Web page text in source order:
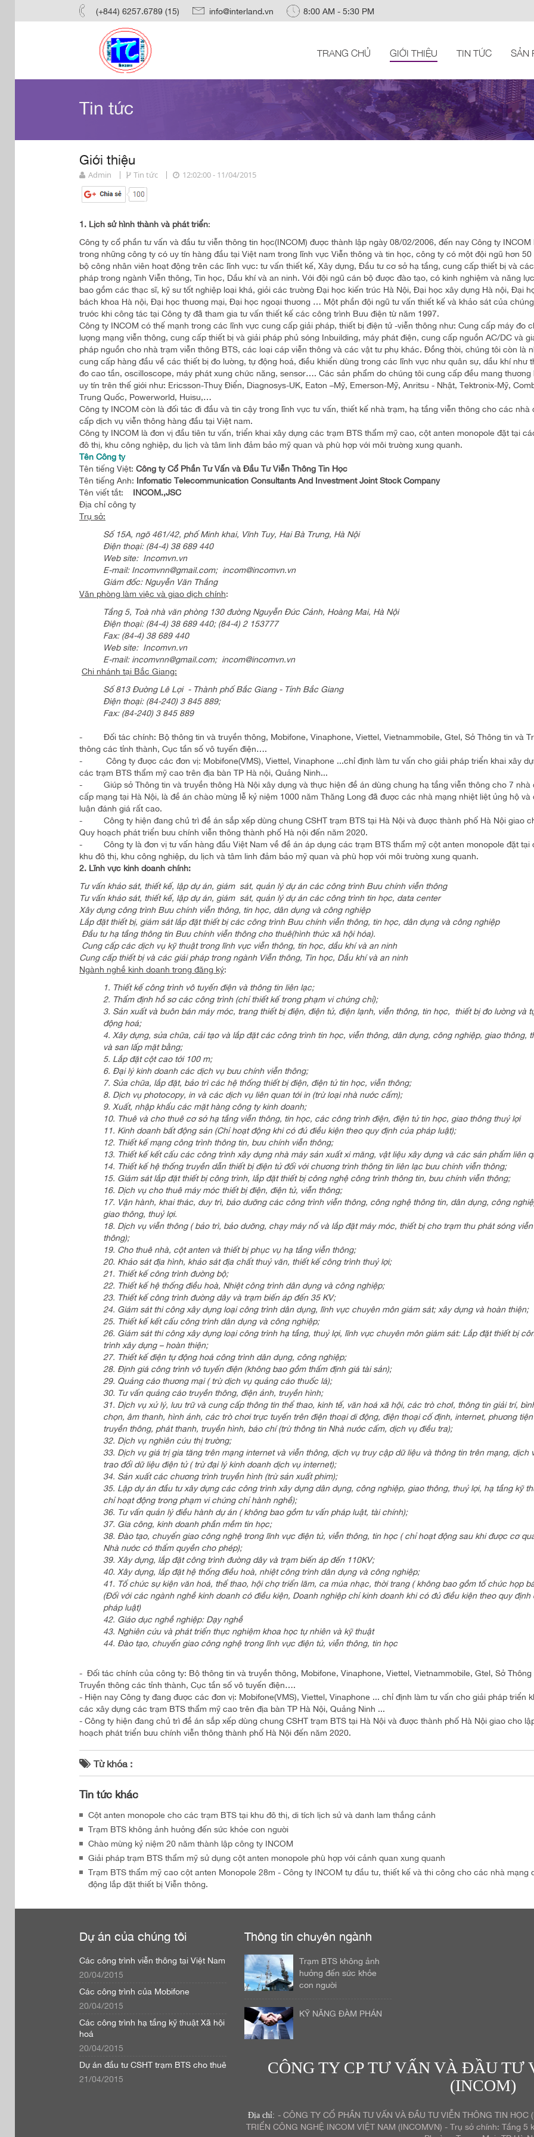
(+844) 6257.6789 (15) info@interland.vn 8:00 AM - 5:30 PM
TRANG CHỦ GIỚI THIỆU TIN TỨC SẢN
Tin tức
Giới thiệu
Admin Tin tức 12:02:00 - 11/04/2015
1. Lịch sử hình thành và phát triển:
Công ty cổ phần tư vấn và đầu tư viễn thông tin học(INCOM) được thành lập ngày 08/02/2006, đến nay Công ty INCOM
trong những công ty có uy tín hàng đầu tại Việt nam trong lĩnh vực Viễn thông và tin học, công ty có một đội ngũ hơn 50
bộ công nhân viên hoạt động trên các lĩnh vực: tư vấn thiết kế, Xây dựng, Đầu tư cơ sở hạ tầng, cung cấp thiết bị và
pháp trong ngành Viễn thông, Tin học, Dầu khí và an ninh. Với đội ngũ cán bộ được đào tạo, có kinh nghiệm và năng
bao gồm các thạc sĩ, kỹ sư tốt nghiệp loại khá, giỏi các trường Đại học kiến trúc Hà Nội, Đại học xây dựng Hà nội, Đại
bách khoa Hà nội, Đại học thương mại, Đại học ngoại thương … Một phần đội ngũ tư vấn thiết kế và khảo sát của
trước khi công tác tại Công ty đã tham gia tư vấn thiết kế các công trình Bưu điện từ năm 1997.
Công ty INCOM có thế mạnh trong các lĩnh vực cung cấp giải pháp, thiết bị điện tử -viễn thông như: Cung cấp máy đo
lượng mạng viễn thông, cung cấp thiết bị và giải pháp phủ sóng Inbuilding, máy phát điện, cung cấp nguồn AC/DC và
pháp nguồn cho nhà trạm viễn thông BTS, các loại cáp viễn thông và các vật tư phụ khác. Đồng thời, chúng tôi còn là
cung cấp hàng đầu về các thiết bị đo lường, tự động hoá, điều khiển dùng trong các lĩnh vực như quân sự, dầu khí như
đo cao tần, oscilloscope, máy phát xung chức năng, sensor…. Các sản phẩm do chúng tôi cung cấp đều mang thương
uy tín trên thế giới như: Ericsson-Thuỵ Điển, Diagnosys-UK, Eaton –Mỹ, Emerson-Mỹ, Anritsu - Nhật, Tektronix-Mỹ,
Trung Quốc, Powerworld, Huisu,…
Công ty INCOM còn là đối tác đi đầu và tin cậy trong lĩnh vực tư vấn, thiết kế nhà trạm, hạ tầng viễn thông cho các nhà
cấp dịch vụ viễn thông hàng đầu tại Việt nam.
Công ty INCOM là đơn vị đầu tiên tư vấn, triển khai xây dựng các trạm BTS thẩm mỹ cao, cột anten monopole đặt tại
đô thị, khu công nghiệp, du lịch và tâm linh đảm bảo mỹ quan và phù hợp với môi trường xung quanh.
Tên Công ty
Tên tiếng Việt: Công ty Cổ Phần Tư Vấn và Đầu Tư Viễn Thông Tin Học
Tên tiếng Anh: Infomatic Telecommunication Consultants And Investment Joint Stock Company
Tên viết tắt: INCOM.,JSC
Địa chỉ công ty
Trụ sở:
Số 15A, ngõ 461/42, phố Minh khai, Vĩnh Tuy, Hai Bà Trưng, Hà Nội
Điện thoại: (84-4) 38 689 440
Web site: Incomvn.vn
E-mail: Incomvnn@gmail.com; incom@incomvn.vn
Giám đốc: Nguyễn Văn Thắng
Văn phòng làm việc và giao dịch chính:
Tầng 5, Toà nhà văn phòng 130 đường Nguyễn Đức Cảnh, Hoàng Mai, Hà Nội
Điện thoại: (84-4) 38 689 440; (84-4) 2 153777
Fax: (84-4) 38 689 440
Web site: Incomvn.vn
E-mail: incomvnn@gmail.com; incom@incomvn.vn
Chi nhánh tại Bắc Giang:
Số 813 Đường Lê Lợi - Thành phố Bắc Giang - Tỉnh Bắc Giang
Điện thoại: (84-240) 3 845 889;
Fax: (84-240) 3 845 889
- Đối tác chính: Bộ thông tin và truyền thông, Mobifone, Vinaphone, Viettel, Vietnammobile, Gtel, Sở Thông tin và
thông các tỉnh thành, Cục tần số vô tuyến điện….
- Công ty được các đơn vị: Mobifone(VMS), Viettel, Vinaphone ...chỉ định làm tư vấn cho giải pháp triển khai xây
các trạm BTS thẩm mỹ cao trên địa bàn TP Hà nội, Quảng Ninh...
- Giúp sở Thông tin và truyền thông Hà Nội xây dựng và thực hiện đề án dùng chung hạ tầng viễn thông cho 7 nhà
cấp mạng tại Hà Nội, là đề án chào mừng lễ kỷ niệm 1000 năm Thăng Long đã được các nhà mạng nhiệt liệt ủng hộ và
luận đánh giá rất cao.
- Công ty hiện đang chủ trì đề án sắp xếp dùng chung CSHT trạm BTS tại Hà Nội và được thành phố Hà Nội giao
Quy hoạch phát triển bưu chính viễn thông thành phố Hà nội đến năm 2020.
- Công ty là đơn vị tư vấn hàng đầu Việt Nam về đề án áp dụng các trạm BTS thẩm mỹ cột anten monopole đặt tại
khu đô thị, khu công nghiệp, du lịch và tâm linh đảm bảo mỹ quan và phù hợp với môi trường xung quanh.
2. Lĩnh vực kinh doanh chính:
Tư vấn khảo sát, thiết kế, lập dự án, giám sát, quản lý dự án các công trình Bưu chính viễn thông
Tư vấn khảo sát, thiết kế, lập dự án, giám sát, quản lý dự án các công trình tin học, data center
Xây dựng công trình Bưu chính viễn thông, tin học, dân dụng và công nghiệp
Lắp đặt thiết bị, giám sát lắp đặt thiết bị các công trình Bưu chính viễn thông, tin học, dân dụng và công nghiệp
Đầu tư hạ tầng thông tin Bưu chính viễn thông cho thuê(hình thức xã hội hóa).
Cung cấp các dịch vụ kỹ thuật trong lĩnh vực viễn thông, tin học, dầu khí và an ninh
Cung cấp thiết bị và các giải pháp trong ngành Viễn thông, Tin học, Dầu khí và an ninh
Ngành nghề kinh doanh trong đăng ký:
1. Thiết kế công trình vô tuyến điện và thông tin liên lạc;
2. Thẩm định hồ sơ các công trình (chỉ thiết kế trong phạm vi chứng chỉ);
3. Sản xuất và buôn bán máy móc, trang thiết bị điện, điện tử, điện lạnh, viễn thông, tin học, thiết bị đo lường và
động hoá;
4. Xây dựng, sửa chữa, cải tạo và lắp đặt các công trình tin học, viễn thông, dân dụng, công nghiệp, giao thông,
và san lấp mặt bằng;
5. Lắp đặt cột cao tới 100 m;
6. Đại lý kinh doanh các dịch vụ bưu chính viễn thông;
7. Sửa chữa, lắp đặt, bảo trì các hệ thống thiết bị điện, điện tử tin học, viễn thông;
8. Dịch vụ photocopy, in và các dịch vụ liên quan tới in (trừ loại nhà nước cấm);
9. Xuất, nhập khẩu các mặt hàng công ty kinh doanh;
10. Thuê và cho thuê cơ sở hạ tầng viễn thông, tin học, các công trình điện, điện tử tin học, giao thông thuỷ lợi
11. Kinh doanh bất động sản (Chỉ hoạt động khi có đủ điều kiện theo quy định của pháp luật);
12. Thiết kế mạng công trình thông tin, bưu chính viễn thông;
13. Thiết kế kết cấu các công trình xây dựng nhà máy sản xuất xi măng, vật liệu xây dựng và các sản phẩm liên
14. Thiết kế hệ thống truyền dẫn thiết bị điện tử đối với chương trình thông tin liên lạc bưu chính viễn thông;
15. Giám sát lắp đặt thiết bị công trình, lắp đặt thiết bị công nghệ công trình thông tin, bưu chính viễn thông;
16. Dịch vụ cho thuê máy móc thiết bị điện, điện tử, viễn thông;
17. Vận hành, khai thác, duy trì, bảo dưỡng các công trình viễn thông, công nghệ thông tin, dân dụng, công
giao thông, thuỷ lợi.
18. Dịch vụ viễn thông ( bảo trì, bảo dưỡng, chạy máy nổ và lắp đặt máy móc, thiết bị cho trạm thu phát sóng viễn
thông);
19. Cho thuê nhà, cột anten và thiết bị phục vụ hạ tầng viễn thông;
20. Khảo sát địa hình, khảo sát địa chất thuỷ văn, thiết kế công trình thuỷ lợi;
21. Thiết kế công trình đường bộ;
22. Thiết kế hệ thống điều hoà, Nhiệt công trình dân dụng và công nghiệp;
23. Thiết kế công trình đường dây và trạm biến áp đến 35 KV;
24. Giám sát thi công xây dựng loại công trình dân dụng, lĩnh vực chuyên môn giám sát; xây dựng và hoàn thiện;
25. Thiết kế kết cấu công trình dân dụng và công nghiệp;
26. Giám sát thi công xây dựng loại công trình hạ tầng, thuỷ lợi, lĩnh vực chuyên môn giám sát: Lắp đặt thiết bị
trình xây dựng – hoàn thiện;
27. Thiết kế điện tự động hoá công trình dân dụng, công nghiệp;
28. Định giá công trình vô tuyến điện (không bao gồm thẩm định giá tài sản);
29. Quảng cáo thương mại ( trừ dịch vụ quảng cáo thuốc lá);
30. Tư vấn quảng cáo truyền thông, điện ảnh, truyền hình;
31. Dịch vụ xử lý, lưu trữ và cung cấp thông tin thể thao, kinh tế, văn hoá xã hội, các trò chơI, thông tin giải trí,
chọn, âm thanh, hình ảnh, các trò chơi trực tuyến trên điện thoại di động, điện thoại cố định, internet, phương tiện
truyền thông, phát thanh, truyền hình, báo chí (trừ thông tin Nhà nước cấm, dịch vụ điều tra);
32. Dịch vụ nghiên cứu thị trường;
33. Dịch vụ giá trị gia tăng trên mạng internet và viễn thông, dịch vụ truy cập dữ liệu và thông tin trên mạng, dịch
trao đổi dữ liệu điện tử ( trừ đại lý kinh doanh dịch vụ internet);
34. Sản xuất các chương trình truyền hình (trừ sản xuất phim);
35. Lập dự án đầu tư xây dựng các công trình xây dựng dân dụng, công nghiệp, giao thông, thuỷ lợi, hạ tầng kỹ
chỉ hoạt động trong phạm vi chứng chỉ hành nghề);
36. Tư vấn quản lý điều hành dự án ( không bao gồm tư vấn pháp luật, tài chính);
37. Gia công, kinh doanh phần mềm tin học;
38. Đào tạo, chuyển giao công nghệ trong lĩnh vực điện tử, viễn thông, tin học ( chỉ hoạt động sau khi được cơ
Nhà nước có thẩm quyền cho phép);
39. Xây dựng, lắp đặt công trình đường dây và trạm biến áp đến 110KV;
40. Xây dựng, lắp đặt hệ thống điều hoà, nhiệt công trình dân dụng và công nghiệp;
41. Tổ chức sự kiện văn hoá, thể thao, hội chợ triển lãm, ca múa nhạc, thời trang ( không bao gồm tổ chức họp
(Đối với các ngành nghề kinh doanh có điều kiện, Doanh nghiệp chỉ kinh doanh khi có đủ điều kiện theo quy định
pháp luật)
42. Giáo dục nghề nghiệp: Dạy nghề
43. Nghiên cứu và phát triển thực nghiệm khoa học tự nhiên và kỹ thuật
44. Đào tạo, chuyển giao công nghệ trong lĩnh vực điện tử, viễn thông, tin học
- Đối tác chính của công ty: Bộ thông tin và truyền thông, Mobifone, Vinaphone, Viettel, Vietnammobile, Gtel, Sở Thông
Truyền thông các tỉnh thành, Cục tần số vô tuyến điện….
- Hiện nay Công ty đang được các đơn vị: Mobifone(VMS), Viettel, Vinaphone ... chỉ định làm tư vấn cho giải pháp triển
các xây dựng các trạm BTS thẩm mỹ cao trên địa bàn TP Hà Nội, Quảng Ninh ...
- Công ty hiện đang chủ trì đề án sắp xếp dùng chung CSHT trạm BTS tại Hà Nội và được thành phố Hà Nội giao cho
hoạch phát triển bưu chính viễn thông thành phố Hà Nội đến năm 2020.
Từ khóa :
Tin tức khác
Cột anten monopole cho các trạm BTS tại khu đô thị, di tích lịch sử và danh lam thắng cảnh
Trạm BTS không ảnh hưởng đến sức khỏe con người
Chào mừng kỷ niệm 20 năm thành lập công ty INCOM
Giải pháp trạm BTS thẩm mỹ sử dụng cột anten monopole phù hợp với cảnh quan xung quanh
Trạm BTS thẩm mỹ cao cột anten Monopole 28m - Công ty INCOM tự đầu tư, thiết kế và thi công cho các nhà mạng
động lắp đặt thiết bị Viễn thông.
Dự án của chúng tôi
Các công trình viễn thông tại Việt Nam
20/04/2015
Các công trình của Mobifone
20/04/2015
Các công trình hạ tầng kỹ thuật Xã hội
hoá
20/04/2015
Dự án đầu tư CSHT trạm BTS cho thuê
21/04/2015
Thông tin chuyên ngành
Trạm BTS không ảnh
hưởng đến sức khỏe
con người
KỸ NĂNG ĐÀM PHÁN
CÔNG TY CP TƯ VẤN VÀ ĐẦU TƯ
(INCOM)
Địa chỉ: - CÔNG TY CỔ PHẦN TƯ VẤN VÀ ĐẦU TƯ VIỄN THÔNG TIN
TRIỂN CÔNG NGHỆ INCOM VIỆT NAM (INCOMVN) - Trụ sở chính: Tầng